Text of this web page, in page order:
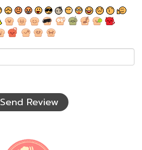
Send Review